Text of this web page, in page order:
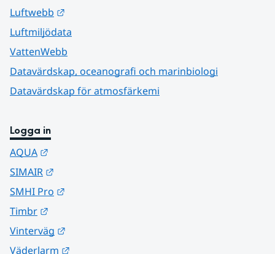
Luftwebb
Luftmiljödata
VattenWebb
Datavärdskap, oceanografi och marinbiologi
Datavärdskap för atmosfärkemi
Logga in
AQUA
SIMAIR
SMHI Pro
Timbr
Vinterväg
Väderlarm